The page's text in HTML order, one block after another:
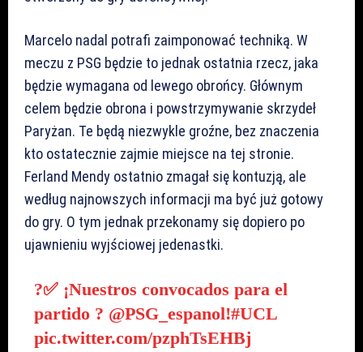
Marcelo nadal potrafi zaimponować techniką. W
meczu z PSG będzie to jednak ostatnia rzecz, jaka
będzie wymagana od lewego obrońcy. Głównym
celem będzie obrona i powstrzymywanie skrzydeł
Paryżan. Te będą niezwykle groźne, bez znaczenia
kto ostatecznie zajmie miejsce na tej stronie.
Ferland Mendy ostatnio zmagał się kontuzją, ale
według najnowszych informacji ma być już gotowy
do gry. O tym jednak przekonamy się dopiero po
ujawnieniu wyjściowej jedenastki.
?✅ ¡Nuestros convocados para el
partido ? @PSG_espanol!#UCL
pic.twitter.com/pzphTsEHBj